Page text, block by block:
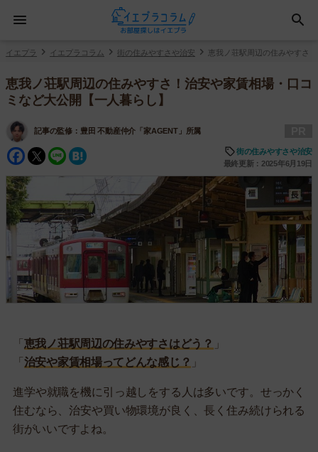
イエプラ イエプラコラム 街の住みやすさや治安 恵我ノ荘駅周辺の住みやすさ
恵我ノ荘駅周辺の住みやすさ！治安や家賃相場・口コ
ミなど大公開【一人暮らし】
記事の監修： 豊田 不動産仲介「家AGENT」所属
Facebook
Twitter
Line
街の住みやすさや治安
最終更新：2025年6月19日
「 恵我ノ荘駅周辺の住みやすさはどう？ 」
「 治安や家賃相場ってどんな感じ？ 」
進学や就職を機に引っ越しをする人は多いです。せっかく
住むなら、治安や買い物環境が良く、長く住み続けられる
街がいいですよね。